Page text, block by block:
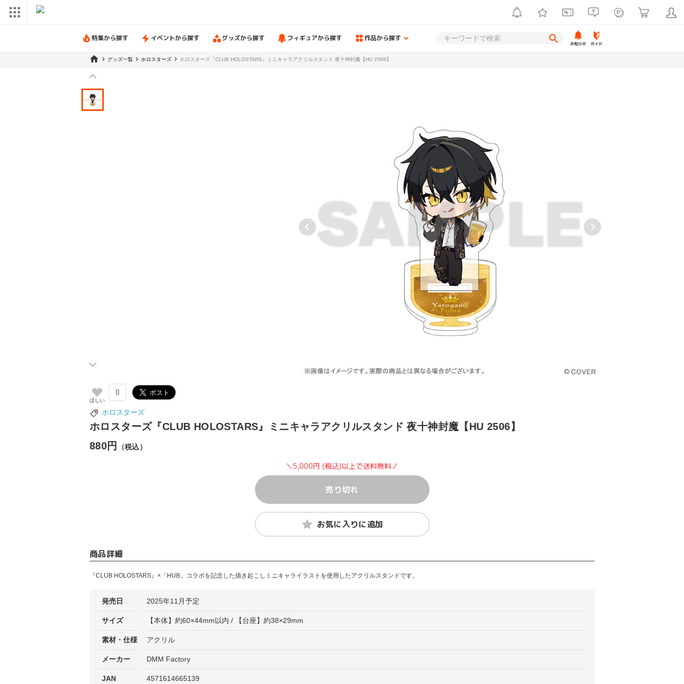
特集から探す イベントから探す グッズから探す フィギュアから探す 作品から探す
お知らせ ガイド
グッズ一覧 ホロスターズ ホロスターズ『CLUB HOLOSTARS』ミニキャラアクリルスタンド 夜十神封魔【HU 2506】
0
ホロスターズ
ホロスターズ『CLUB HOLOSTARS』ミニキャラアクリルスタンド 夜十神封魔【HU 2506】
880円
（税込）
＼5,000円 (税込)以上で送料無料／
売り切れ
お気に入りに追加
商品詳細
『CLUB HOLOSTARS』×「HUB」コラボを記念した描き起こしミニキャライラストを使用したアクリルスタンドです。
発売日 2025年11月予定
サイズ 【本体】約60×44mm以内 / 【台座】約38×29mm
素材・仕様 アクリル
メーカー DMM Factory
JAN 4571614665139